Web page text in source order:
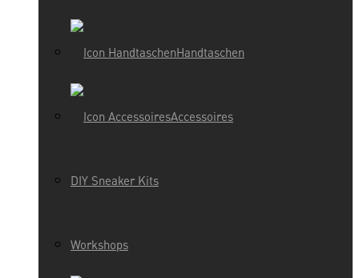
Handtaschen
Accessoires
DIY Sneaker Kits
Workshops